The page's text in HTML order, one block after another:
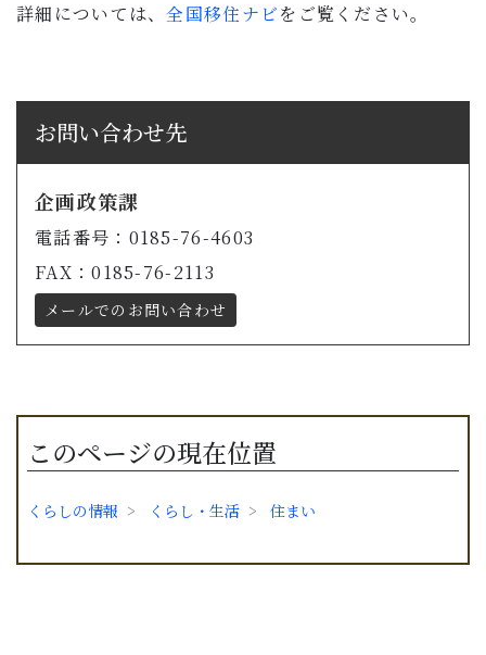
詳細については、全国移住ナビをご覧ください。
お問い合わせ先
企画政策課
電話番号：0185-76-4603
FAX：0185-76-2113
メールでのお問い合わせ
このページの現在位置
くらしの情報 くらし・生活 住まい